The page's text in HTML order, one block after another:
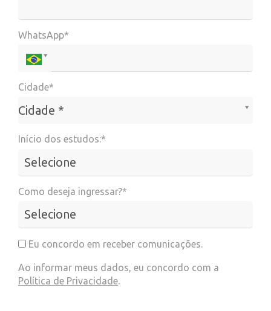
WhatsApp*
Cidade*
Cidade *
Cidade*
Início dos estudos:*
Como deseja ingressar?*
Eu concordo em receber comunicações.
Ao informar meus dados, eu concordo com a
Política de Privacidade.